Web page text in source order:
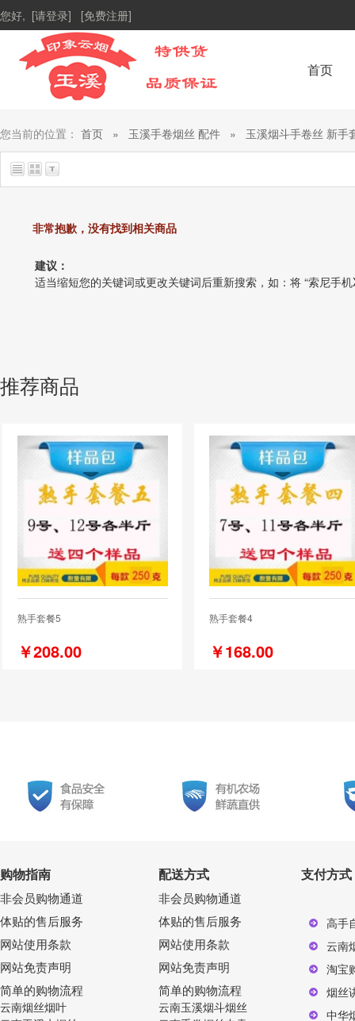
您好, [请登录] [免费注册]
首页
您当前的位置： 首页 » 玉溪手卷烟丝 配件 » 玉溪烟斗手卷丝 新手
非常抱歉，没有找到相关商品
建议：
适当缩短您的关键词或更改关键词后重新搜索，如：将 “索尼手机
推荐商品
熟手套餐5
￥208.00
熟手套餐4
￥168.00
购物指南
非会员购物通道
体贴的售后服务
网站使用条款
网站免责声明
简单的购物流程
云南烟丝烟叶
配送方式
非会员购物通道
体贴的售后服务
网站使用条款
网站免责声明
简单的购物流程
云南玉溪烟斗烟丝
支付方式
高手
云南
淘宝
烟丝
中华